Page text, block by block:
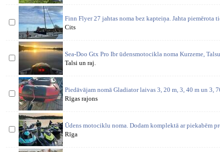
Finn Flyer 27 jahtas noma bez kapteiņa. Jahta piemērota
Cits
Sea-Doo Gtx Pro Ibr ūdensmotocikla noma Kurzeme,
Talsi un raj.
Piedāvājam nomā Gladiator laivas 3, 20 m, 3, 40 m un 3,
Rīgas rajons
Ūdens motociklu noma. Dodam komplektā ar piekabēm
Rīga